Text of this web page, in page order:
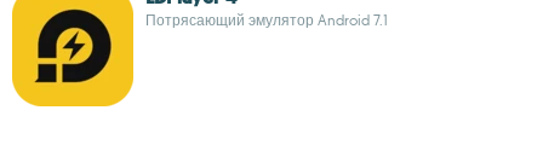
Потрясающий эмулятор Android 7.1